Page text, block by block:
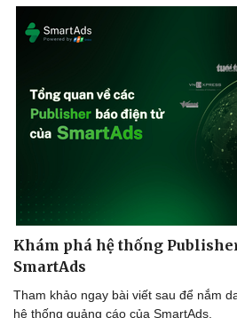
Khám phá hệ thống
SmartAds
Tham khảo ngay bài viết sau để nắm
hệ thống quảng cáo của SmartAds.